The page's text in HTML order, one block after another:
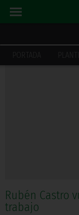
PORTADA
Rubén Castro
trabajo